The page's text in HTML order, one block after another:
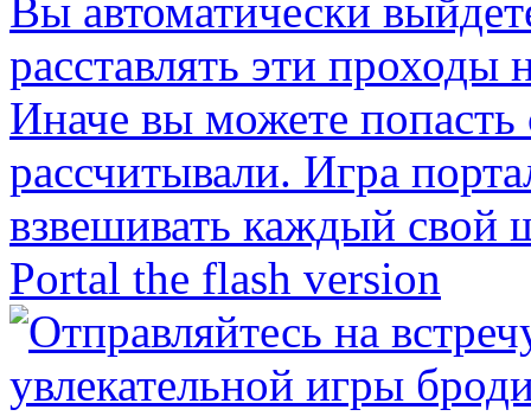
Portal the flash version